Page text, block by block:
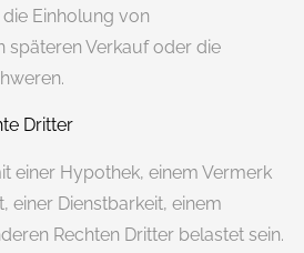
Einholung von
späteren Verkauf oder die
Dritter
einer Hypothek, einem Vermerk
einer Dienstbarkeit, einem
Rechten Dritter belastet sein.